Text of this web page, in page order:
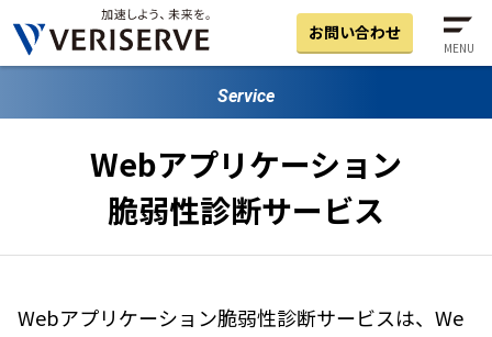
お問い合わせ
MENU
Service
Webアプリケーション
脆弱性診断サービス
Webアプリケーション脆弱性診断サービスは、We